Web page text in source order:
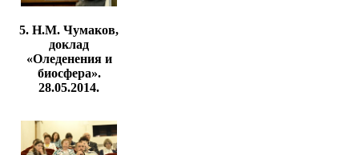
5. Н.М. Чумаков,
доклад
«Оледенения и
биосфера».
28.05.2014.